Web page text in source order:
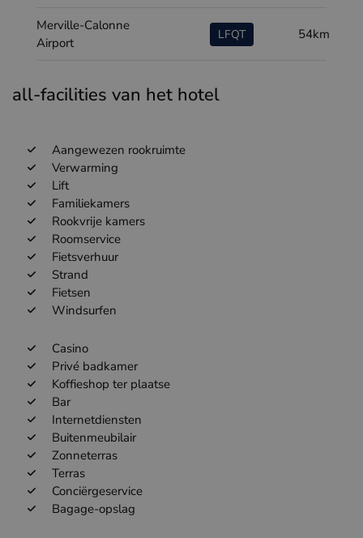
Merville-Calonne
Airport
LFQT 54km
all-facilities van het hotel
Aangewezen rookruimte
Verwarming
Lift
Familiekamers
Rookvrije kamers
Roomservice
Fietsverhuur
Strand
Fietsen
Windsurfen
Casino
Privé badkamer
Koffieshop ter plaatse
Bar
Internetdiensten
Buitenmeubilair
Zonneterras
Terras
Conciërgeservice
Bagage-opslag